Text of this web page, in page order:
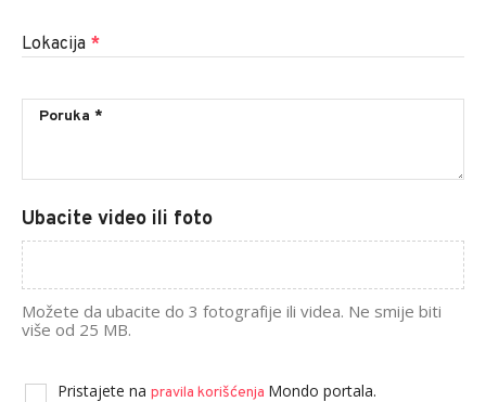
Lokacija *
Ubacite video ili foto
Možete da ubacite do 3 fotografije ili videa. Ne smije biti
više od 25 MB.
Pristajete na pravila korišćenja Mondo portala.